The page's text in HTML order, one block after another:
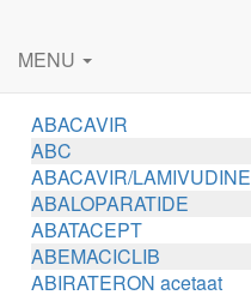
MENU
ABACAVIR
ABC
ABACAVIR/LAMIVUDINE
ABALOPARATIDE
ABATACEPT
ABEMACICLIB
ABIRATERON acetaat